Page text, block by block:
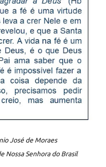
José de Moraes
Nossa Senhora do Brasil